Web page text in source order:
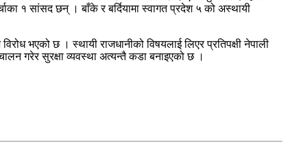
१ सांसद छन् । बाँके र बर्दियामा स्वागत प्रदेश ५ को अस्थायी
भएको छ । स्थायी राजधानीको विषयलाई लिएर प्रतिपक्षी नेपाली
गरेर सुरक्षा व्यवस्था अत्यन्तै कडा बनाइएको छ ।